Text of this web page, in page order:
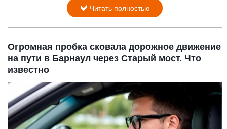
Читать полностью
Огромная пробка сковала дорожное движение
на пути в Барнаул через Старый мост. Что
известно